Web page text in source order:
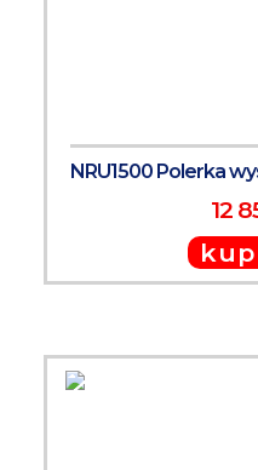
NRU1500 Polerka
12